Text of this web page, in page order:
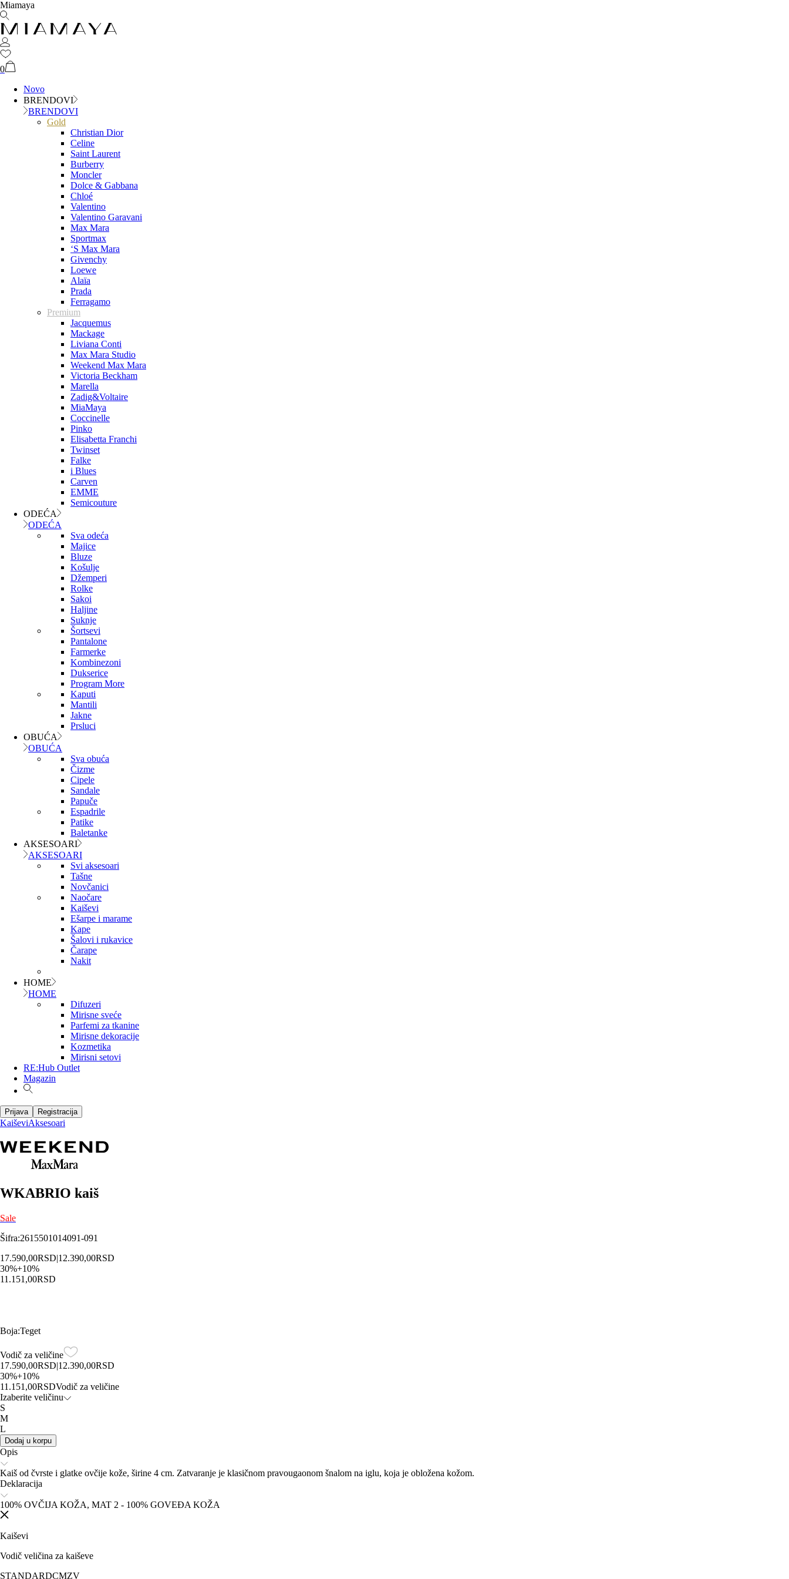
Miamaya
0
Novo
BRENDOVI
BRENDOVI
Gold
Christian Dior
Celine
Saint Laurent
Burberry
Moncler
Dolce & Gabbana
Chloé
Valentino
Valentino Garavani
Max Mara
Sportmax
‘S Max Mara
Givenchy
Loewe
Alaïa
Prada
Ferragamo
Premium
Jacquemus
Mackage
Liviana Conti
Max Mara Studio
Weekend Max Mara
Victoria Beckham
Marella
Zadig&Voltaire
MiaMaya
Coccinelle
Pinko
Elisabetta Franchi
Twinset
Falke
i Blues
Carven
EMME
Semicouture
ODEĆA
ODEĆA
Sva odeća
Majice
Bluze
Košulje
Džemperi
Rolke
Sakoi
Haljine
Suknje
Šortsevi
Pantalone
Farmerke
Kombinezoni
Dukserice
Program More
Kaputi
Mantili
Jakne
Prsluci
OBUĆA
OBUĆA
Sva obuća
Čizme
Cipele
Sandale
Papuče
Espadrile
Patike
Baletanke
AKSESOARI
AKSESOARI
Svi aksesoari
Tašne
Novčanici
Naočare
Kaiševi
Ešarpe i marame
Kape
Šalovi i rukavice
Čarape
Nakit
HOME
HOME
Difuzeri
Mirisne sveće
Parfemi za tkanine
Mirisne dekoracije
Kozmetika
Mirisni setovi
RE:Hub Outlet
Magazin
Prijava Registracija
KaiševiAksesoari
WKABRIO kaiš
Sale
Šifra:2615501014091-091
17.590,00RSD|12.390,00RSD
30%+10%
11.151,00RSD
Boja:Teget
Vodič za veličine
17.590,00RSD|12.390,00RSD
30%+10%
11.151,00RSDVodič za veličine
Izaberite veličinu
S
M
L
Dodaj u korpu
Opis
Kaiš od čvrste i glatke ovčije kože, širine 4 cm. Zatvaranje je klasičnom pravougaonom šnalom na iglu, koja je obložena kožom.
Deklaracija
100% OVČIJA KOŽA, MAT 2 - 100% GOVEĐA KOŽA
Kaiševi
Vodič veličina za kaiševe
STANDARDCMZV